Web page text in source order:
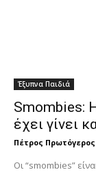
Έξυπνα Παιδιά
Smombies:
έχει γίνει
Πέτρος Πρωτόγερος
Οι “smombies”